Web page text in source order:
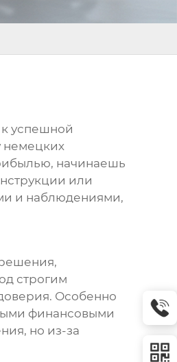
успешной
немецких
начинаешь
или
и наблюдениями,
строгим
Особенно
финансовыми
но из-за